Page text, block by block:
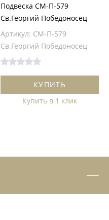
Подвеска СМ-П-579
Св.Георгий Победоносец
Артикул: СМ-П-579
Св.Георгий Победоносец
КУПИТЬ
Купить в 1 клик